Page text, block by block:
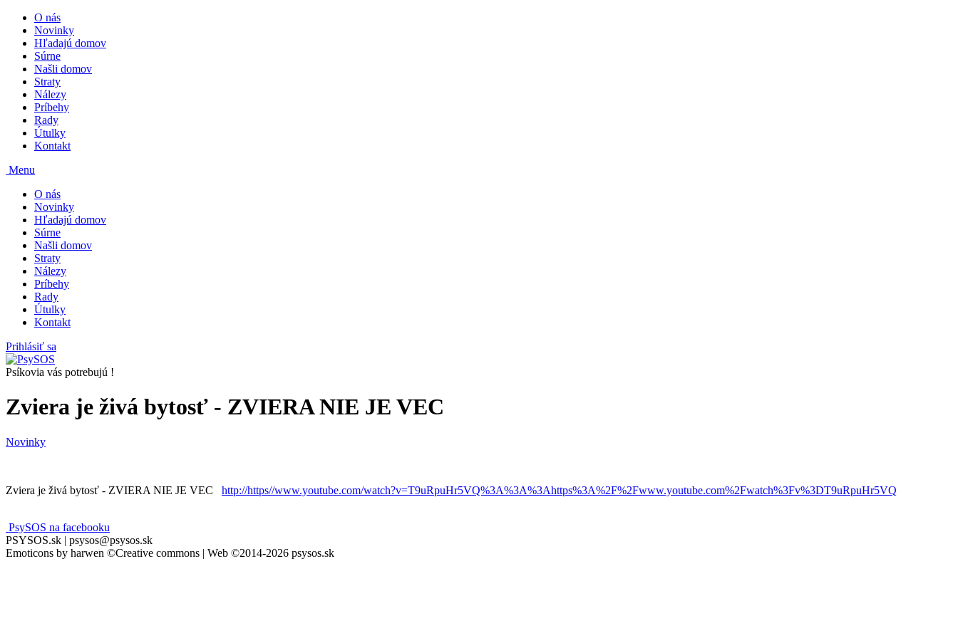
O nás
Novinky
Hľadajú domov
Súrne
Našli domov
Straty
Nálezy
Príbehy
Rady
Útulky
Kontakt
Menu
O nás
Novinky
Hľadajú domov
Súrne
Našli domov
Straty
Nálezy
Príbehy
Rady
Útulky
Kontakt
Prihlásiť sa
Psíkovia vás potrebujú !
Zviera je živá bytosť - ZVIERA NIE JE VEC
Novinky
Zviera je živá bytosť - ZVIERA NIE JE VEC http://https//www.youtube.com/watch?v=T9uRpuHr5VQ%3A%3A%3Ahttps%3A%2F%2Fwww.youtube.com%2Fwatch%3Fv%3DT9uRpuHr5VQ
PsySOS na facebooku
PSYSOS.sk | psysos@psysos.sk
Emoticons by harwen ©Creative commons | Web ©2014-2026 psysos.sk